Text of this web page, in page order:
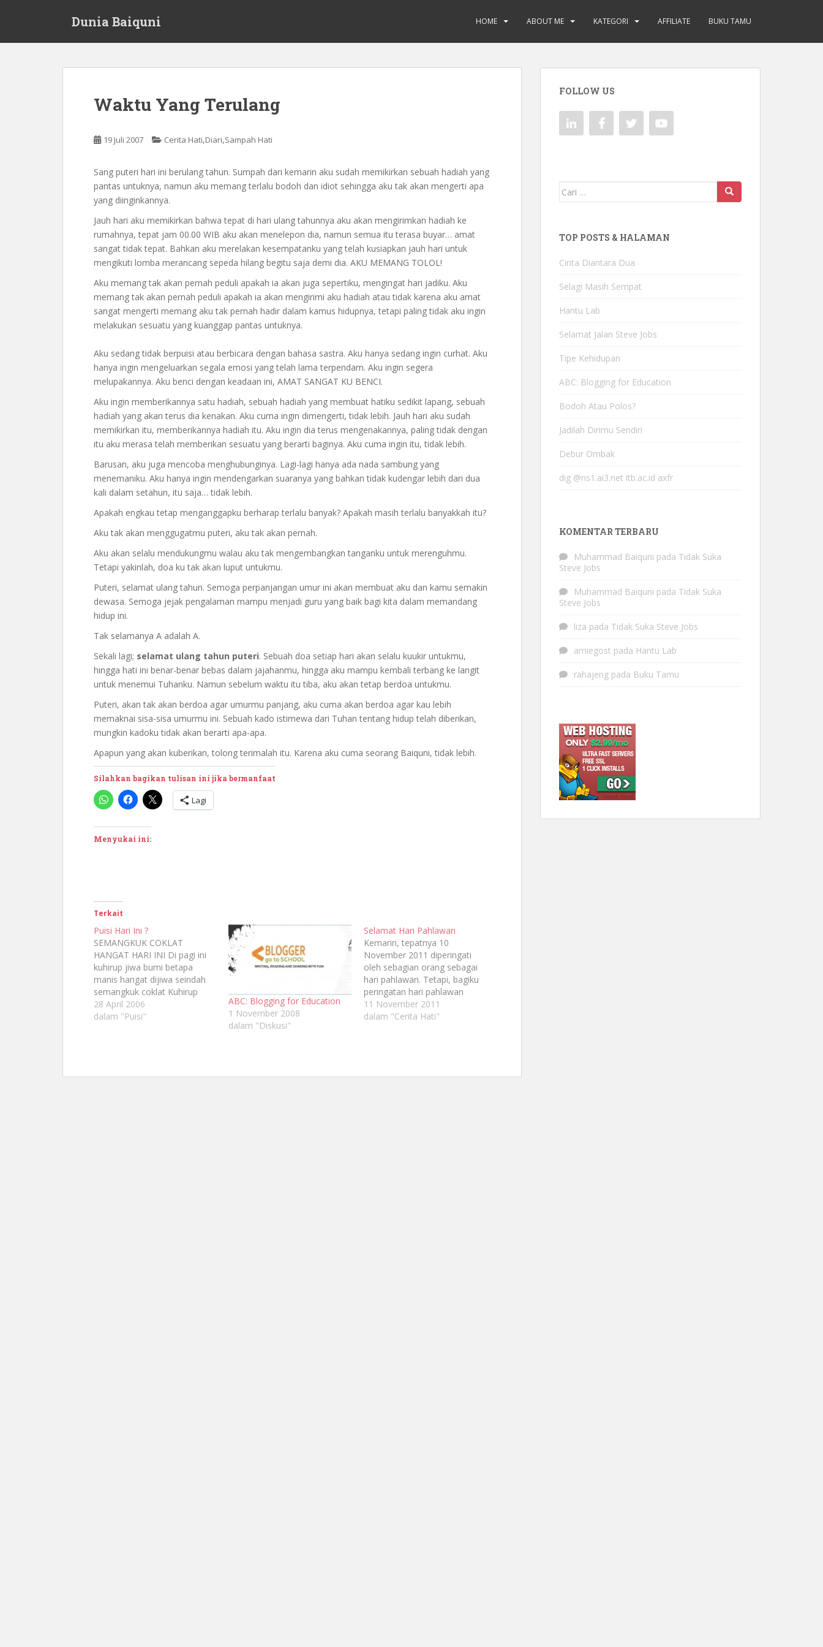
Dunia Baiquni HOME ABOUT ME KATEGORI AFFILIATE BUKU TAMU
Waktu Yang Terulang
19 Juli 2007 Cerita Hati,Diari,Sampah Hati
Sang puteri hari ini berulang tahun. Sumpah dari kemarin aku sudah memikirkan sebuah hadiah yang
pantas untuknya, namun aku memang terlalu bodoh dan idiot sehingga aku tak akan mengerti apa
yang diinginkannya.
Jauh hari aku memikirkan bahwa tepat di hari ulang tahunnya aku akan mengirimkan hadiah ke
rumahnya, tepat jam 00.00 WIB aku akan menelepon dia, namun semua itu terasa buyar… amat
sangat tidak tepat. Bahkan aku merelakan kesempatanku yang telah kusiapkan jauh hari untuk
mengikuti lomba merancang sepeda hilang begitu saja demi dia. AKU MEMANG TOLOL!
Aku memang tak akan pernah peduli apakah ia akan juga sepertiku, mengingat hari jadiku. Aku
memang tak akan pernah peduli apakah ia akan mengirimi aku hadiah atau tidak karena aku amat
sangat mengerti memang aku tak pernah hadir dalam kamus hidupnya, tetapi paling tidak aku ingin
melakukan sesuatu yang kuanggap pantas untuknya.
Aku sedang tidak berpuisi atau berbicara dengan bahasa sastra. Aku hanya sedang ingin curhat. Aku
hanya ingin mengeluarkan segala emosi yang telah lama terpendam. Aku ingin segera
melupakannya. Aku benci dengan keadaan ini, AMAT SANGAT KU BENCI.
Aku ingin memberikannya satu hadiah, sebuah hadiah yang membuat hatiku sedikit lapang, sebuah
hadiah yang akan terus dia kenakan. Aku cuma ingin dimengerti, tidak lebih. Jauh hari aku sudah
memikirkan itu, memberikannya hadiah itu. Aku ingin dia terus mengenakannya, paling tidak dengan
itu aku merasa telah memberikan sesuatu yang berarti baginya. Aku cuma ingin itu, tidak lebih.
Barusan, aku juga mencoba menghubunginya. Lagi-lagi hanya ada nada sambung yang
menemaniku. Aku hanya ingin mendengarkan suaranya yang bahkan tidak kudengar lebih dari dua
kali dalam setahun, itu saja… tidak lebih.
Apakah engkau tetap menganggapku berharap terlalu banyak? Apakah masih terlalu banyakkah itu?
Aku tak akan menggugatmu puteri, aku tak akan pernah.
Aku akan selalu mendukungmu walau aku tak mengembangkan tanganku untuk merenguhmu.
Tetapi yakinlah, doa ku tak akan luput untukmu.
Puteri, selamat ulang tahun. Semoga perpanjangan umur ini akan membuat aku dan kamu semakin
dewasa. Semoga jejak pengalaman mampu menjadi guru yang baik bagi kita dalam memandang
hidup ini.
Tak selamanya A adalah A.
Sekali lagi; selamat ulang tahun puteri. Sebuah doa setiap hari akan selalu kuukir untukmu,
hingga hati ini benar-benar bebas dalam jajahanmu, hingga aku mampu kembali terbang ke langit
untuk menemui Tuhanku. Namun sebelum waktu itu tiba, aku akan tetap berdoa untukmu.
Puteri, akan tak akan berdoa agar umurmu panjang, aku cuma akan berdoa agar kau lebih
memaknai sisa-sisa umurmu ini. Sebuah kado istimewa dari Tuhan tentang hidup telah diberikan,
mungkin kadoku tidak akan berarti apa-apa.
Apapun yang akan kuberikan, tolong terimalah itu. Karena aku cuma seorang Baiquni, tidak lebih.
Silahkan bagikan tulisan ini jika bermanfaat
Lagi
Menyukai ini:
Terkait
Puisi Hari Ini ?
SEMANGKUK COKLAT
HANGAT HARI INI Di pagi ini
kuhirup jiwa bumi betapa
manis hangat dijiwa seindah
semangkuk coklat Kuhirup
hidup betapa aku mengerti tak
akan ada hari esok karena
dari hati diracik Coklat...
28 April 2006
dalam "Puisi"
ABC: Blogging for Education
1 November 2008
dalam "Diskusi"
Selamat Hari Pahlawan
Kemarin, tepatnya 10
November 2011 diperingati
oleh sebagian orang sebagai
hari pahlawan. Tetapi, bagiku
peringatan hari pahlawan
adalah hari ini, bukan kemarin.
Hari ini adalah tanggal di mana
11 November 2011
dalam "Cerita Hati"
FOLLOW US
Mencari:
TOP POSTS & HALAMAN
Cinta Diantara Dua
Selagi Masih Sempat
Hantu Lab
Selamat Jalan Steve Jobs
Tipe Kehidupan
ABC: Blogging for Education
Bodoh Atau Polos?
Jadilah Dirimu Sendiri
Debur Ombak
dig @ns1.ai3.net itb.ac.id axfr
KOMENTAR TERBARU
Muhammad Baiquni pada Tidak Suka
Steve Jobs
Muhammad Baiquni pada Tidak Suka
Steve Jobs
liza pada Tidak Suka Steve Jobs
amiegost pada Hantu Lab
rahajeng pada Buku Tamu